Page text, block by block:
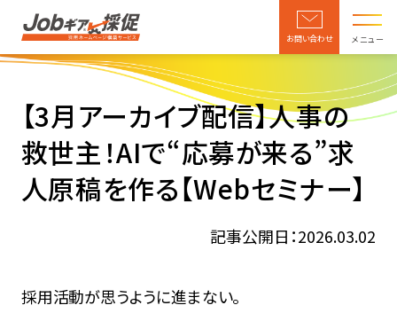
お問い合わせ メニュー
【3月アーカイブ配信】人事の
救世主！AIで“応募が来る”求
人原稿を作る【Webセミナー】
記事公開日：2026.03.02
採用活動が思うように進まない。